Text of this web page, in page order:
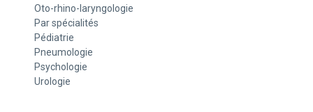
Oto-rhino-laryngologie
Par spécialités
Pédiatrie
Pneumologie
Psychologie
Urologie